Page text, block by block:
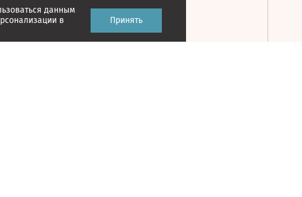
данным
в
Принять